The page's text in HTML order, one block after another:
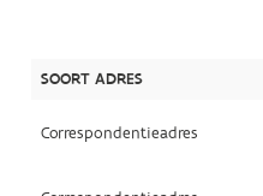
SOORT ADRES
Correspondentieadres